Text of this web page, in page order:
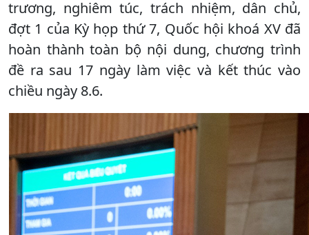
trương, nghiêm túc, trách nhiệm, dân chủ,
đợt 1 của Kỳ họp thứ 7, Quốc hội khoá XV đã
hoàn thành toàn bộ nội dung, chương trình
đề ra sau 17 ngày làm việc và kết thúc vào
chiều ngày 8.6.